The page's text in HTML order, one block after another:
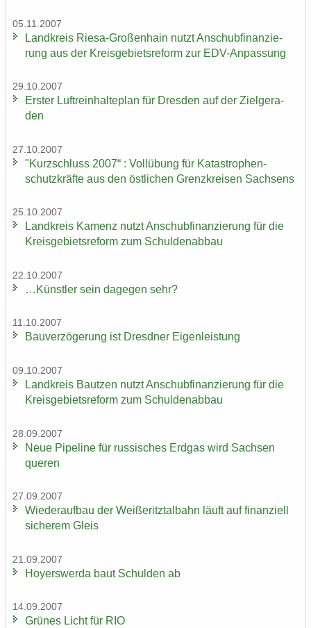
05.11.2007
Land­kreis Riesa-​Großenhain nutzt An­schub­fi­nan­zie­
rung aus der Kreis­ge­biets­re­form zur EDV-​Anpassung
29.10.2007
Ers­ter Luft­rein­hal­te­plan für Dres­den auf der Ziel­ge­ra­
den
27.10.2007
"Kurz­schluss 2007“ : Voll­übung für Ka­ta­stro­phen­
schutz­kräf­te aus den öst­li­chen Grenz­krei­sen Sach­sens
25.10.2007
Land­kreis Ka­menz nutzt An­schub­fi­nan­zie­rung für die
Kreis­ge­biets­re­form zum Schul­den­ab­bau
22.10.2007
…Künst­ler sein da­ge­gen sehr?
11.10.2007
Bau­ver­zö­ge­rung ist Dresd­ner Ei­gen­leis­tung
09.10.2007
Land­kreis Baut­zen nutzt An­schub­fi­nan­zie­rung für die
Kreis­ge­biets­re­form zum Schul­den­ab­bau
28.09.2007
Neue Pipe­line für rus­si­sches Erd­gas wird Sach­sen
que­ren
27.09.2007
Wie­der­auf­bau der Wei­ße­ritz­tal­bahn läuft auf fi­nan­zi­ell
si­che­rem Gleis
21.09.2007
Ho­yers­wer­da baut Schul­den ab
14.09.2007
Grü­nes Licht für RIO